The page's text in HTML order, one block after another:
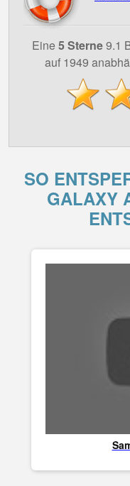
Eine 5 Sterne9.1
auf 1949
SO
GALAXY